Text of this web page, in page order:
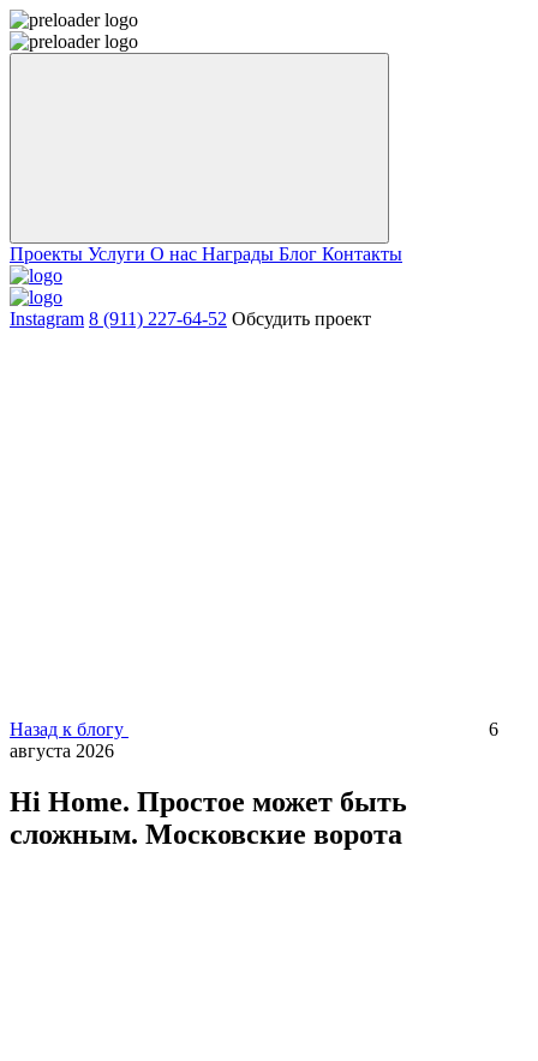
Проекты Услуги О нас Награды Блог Контакты
Instagram 8 (911) 227-64-52 Обсудить проект
Назад к блогу
6
августа 2026
Hi Home. Простое может быть
сложным. Московские ворота